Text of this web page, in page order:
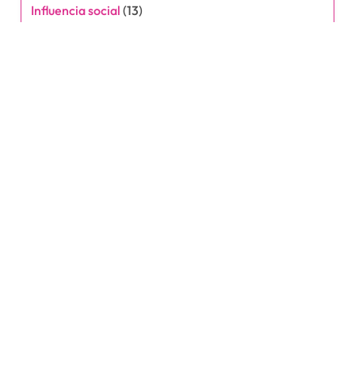
Influencia social (13)